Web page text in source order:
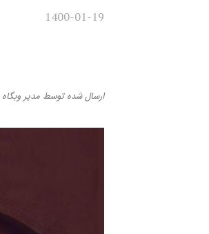
1400-01-19
ارسال شدهتوسط مدیر وبگاه